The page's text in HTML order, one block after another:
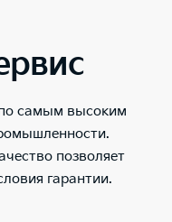
самым высоким
позволяет
гарантии.